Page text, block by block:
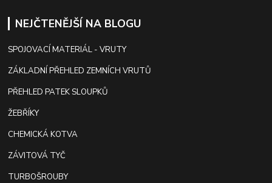
NEJČTENĚJŠÍ NA BLOGU
SPOJOVACÍ MATERIÁL - VRUTY
ZÁKLADNÍ PŘEHLED ZEMNÍCH VRUTŮ
PŘEHLED PATEK SLOUPKŮ
ŽEBŘÍKY
CHEMICKÁ KOTVA
ZÁVITOVÁ TYČ
TURBOŠROUBY